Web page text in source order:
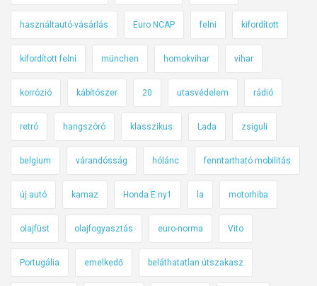
használtautó-vásárlás Euro NCAP felni kifordított
kifordított felni münchen homokvihar vihar
korrózió kábítószer 20 utasvédelem rádió
retró hangszóró klasszikus Lada zsiguli
belgium várandósság hólánc fenntartható mobilitás
új autó kamaz Honda E:ny1 la motorhiba
olajfüst olajfogyasztás euro-norma Vito
Portugália emelkedő beláthatatlan útszakasz